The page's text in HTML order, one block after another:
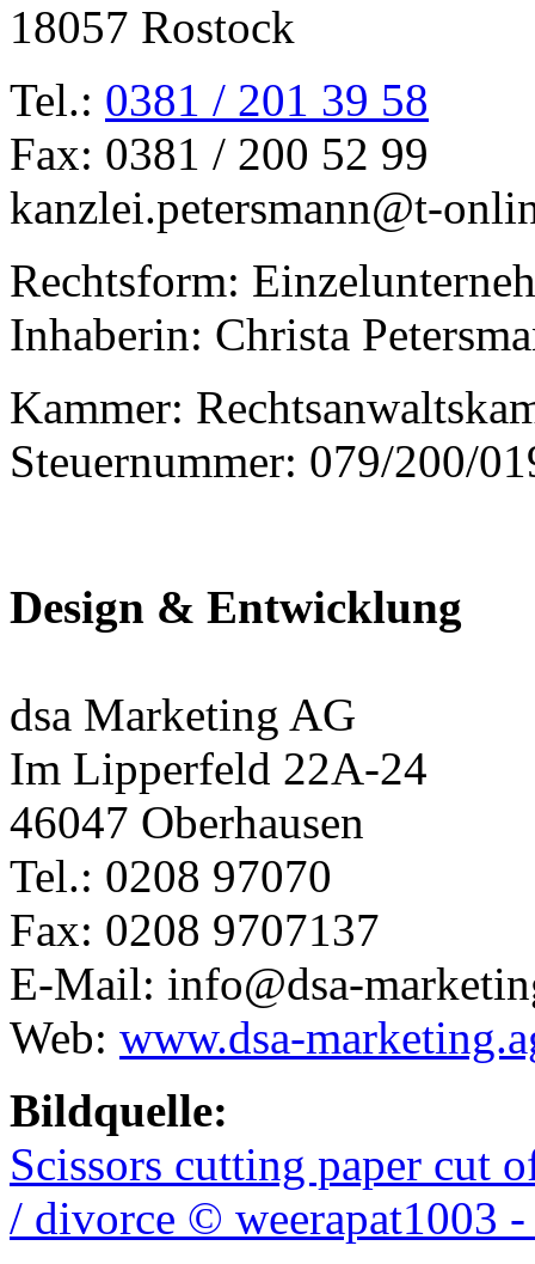
18057 Rostock
Tel.: 0381 / 201 39 58
Fax: 0381 / 200 52 99
kanzlei.petersmann@t-
Rechtsform:
Inhaberin: Christa
Kammer:
Steuernummer: 079/200/
Design & Entwicklung
dsa Marketing AG
Im Lipperfeld 22A-24
46047 Oberhausen
Tel.: 0208 97070
Fax: 0208 9707137
E-Mail: info@dsa-
Web: www.dsa-
Bildquelle:
Scissors cutting paper cut
/ divorce © weerapat1003